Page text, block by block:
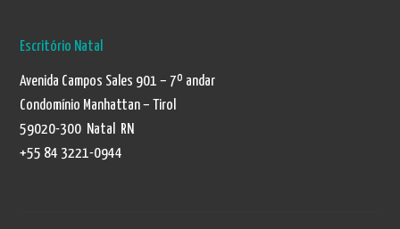
Escritório Natal
Avenida Campos Sales 901 – 7º andar
Condomínio Manhattan – Tirol
59020-300 Natal RN
+55 84 3221-0944